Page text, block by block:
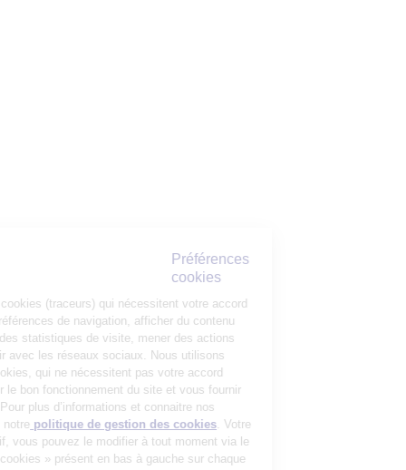
La Matmut utilise des cookies (traceurs) qui nécessitent votre accord
pour mémoriser vos préférences de navigation, afficher du contenu
personnalisé, réaliser des statistiques de visite, mener des actions
publicitaires et interagir avec les réseaux sociaux. Nous utilisons
également d’autres cookies, qui ne nécessitent pas votre accord
préalable, pour garantir le bon fonctionnement du site et vous fournir
un service de qualité. Pour plus d’informations et connaitre nos
partenaires, consultez notre politique de gestion des cookies
choix n’est pas définitif, vous pouvez le modifier à tout moment via le
bouton « Gestion des cookies » présent en bas à gauche sur chaque